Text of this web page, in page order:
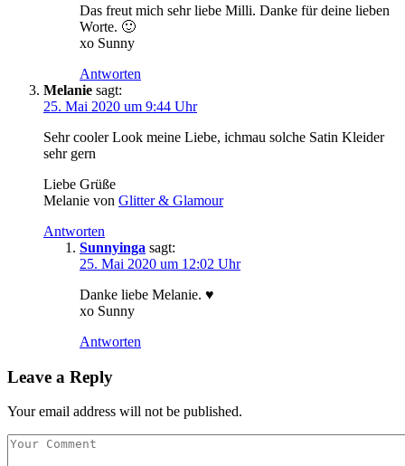
Das freut mich sehr liebe Milli. Danke für deine lieben
Worte. 🙂
xo Sunny
Antworten
Melanie sagt:
25. Mai 2020 um 9:44 Uhr
Sehr cooler Look meine Liebe, ichmau solche Satin Kleider
sehr gern
Liebe Grüße
Melanie von Glitter & Glamour
Antworten
Sunnyinga sagt:
25. Mai 2020 um 12:02 Uhr
Danke liebe Melanie. ♥
xo Sunny
Antworten
Leave a Reply
Your email address will not be published.